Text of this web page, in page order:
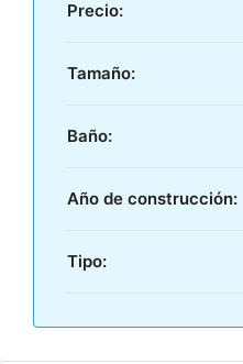
Precio:
Tamaño:
Baño:
Año de construcción:
Tipo: